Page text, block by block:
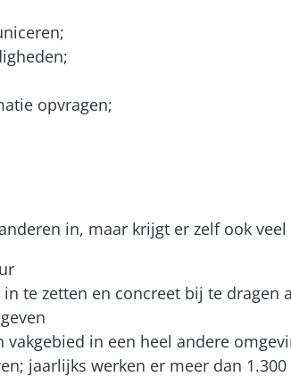
opvragen;
in, maar krijgt er zelf ook
te zetten en concreet bij te
in een heel andere
jaarlijks werken er meer dan